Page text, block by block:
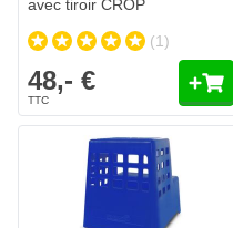
avec tiroir CROP
(1)
48,- €